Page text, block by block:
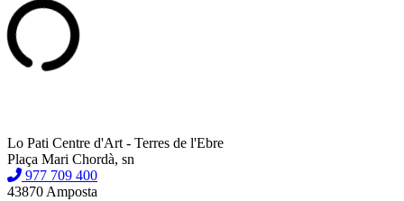
Lo Pati Centre d'Art - Terres de l'Ebre
Plaça Mari Chordà, sn
977 709 400
43870 Amposta